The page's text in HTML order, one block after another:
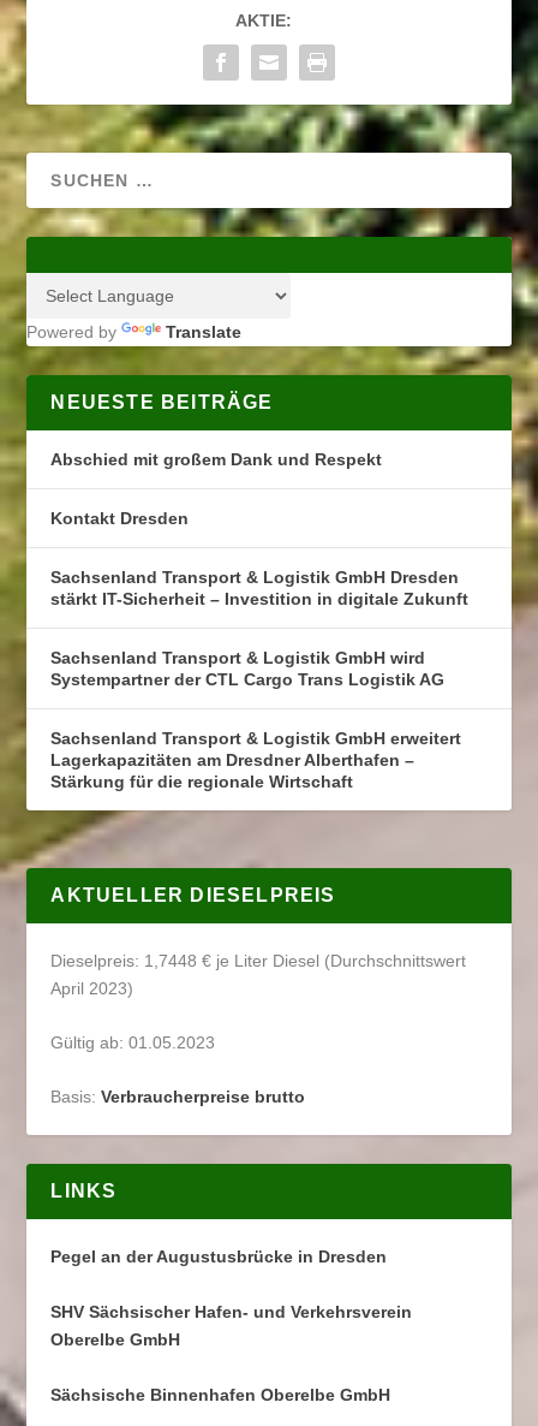
AKTIE:
Powered by Translate
NEUESTE BEITRÄGE
Abschied mit großem Dank und Respekt
Kontakt Dresden
Sachsenland Transport & Logistik GmbH Dresden
stärkt IT-Sicherheit – Investition in digitale Zukunft
Sachsenland Transport & Logistik GmbH wird
Systempartner der CTL Cargo Trans Logistik AG
Sachsenland Transport & Logistik GmbH erweitert
Lagerkapazitäten am Dresdner Alberthafen –
Stärkung für die regionale Wirtschaft
AKTUELLER DIESELPREIS
Dieselpreis: 1,7448 € je Liter Diesel (Durchschnittswert
April 2023)
Gültig ab: 01.05.2023
Basis:Verbraucherpreise brutto
LINKS
Pegel an der Augustusbrücke in Dresden
SHV Sächsischer Hafen- und Verkehrsverein
Oberelbe GmbH
Sächsische Binnenhafen Oberelbe GmbH